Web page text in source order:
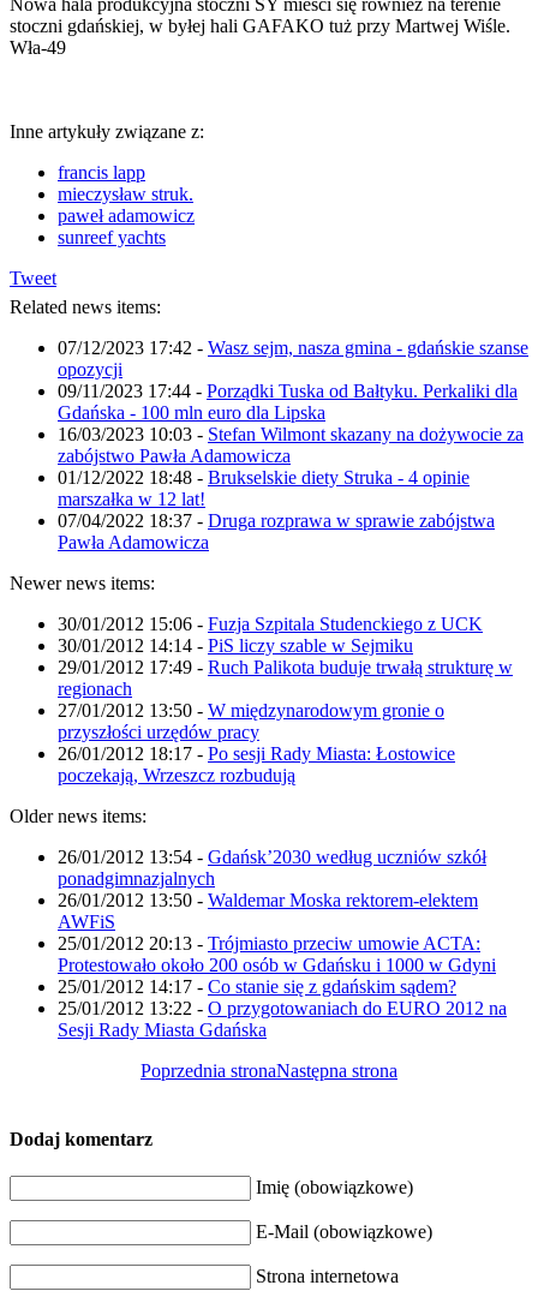
stoczni gdańskiej, w byłej hali GAFAKO tuż przy Martwej Wiśle.
Wła-49
Inne artykuły związane z:
francis lapp
mieczysław struk.
paweł adamowicz
sunreef yachts
Tweet
Related news items:
07/12/2023 17:42 - Wasz sejm, nasza gmina - gdańskie szanse
opozycji
09/11/2023 17:44 - Porządki Tuska od Bałtyku. Perkaliki dla
Gdańska - 100 mln euro dla Lipska
16/03/2023 10:03 - Stefan Wilmont skazany na dożywocie za
zabójstwo Pawła Adamowicza
01/12/2022 18:48 - Brukselskie diety Struka - 4 opinie
marszałka w 12 lat!
07/04/2022 18:37 - Druga rozprawa w sprawie zabójstwa
Pawła Adamowicza
Newer news items:
30/01/2012 15:06 - Fuzja Szpitala Studenckiego z UCK
30/01/2012 14:14 - PiS liczy szable w Sejmiku
29/01/2012 17:49 - Ruch Palikota buduje trwałą strukturę w
regionach
27/01/2012 13:50 - W międzynarodowym gronie o
przyszłości urzędów pracy
26/01/2012 18:17 - Po sesji Rady Miasta: Łostowice
poczekają, Wrzeszcz rozbudują
Older news items:
26/01/2012 13:54 - Gdańsk’2030 według uczniów szkół
ponadgimnazjalnych
26/01/2012 13:50 - Waldemar Moska rektorem-elektem
AWFiS
25/01/2012 20:13 - Trójmiasto przeciw umowie ACTA:
Protestowało około 200 osób w Gdańsku i 1000 w Gdyni
25/01/2012 14:17 - Co stanie się z gdańskim sądem?
25/01/2012 13:22 - O przygotowaniach do EURO 2012 na
Sesji Rady Miasta Gdańska
Poprzednia stronaNastępna strona
Dodaj komentarz
Imię (obowiązkowe)
E-Mail (obowiązkowe)
Strona internetowa